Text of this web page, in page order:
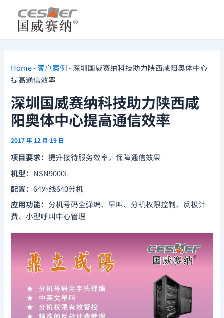
Home-客户案例-深圳国威赛纳科技助力陕西咸阳奥体中心
提高通信效率
深圳国威赛纳科技助力陕西咸
阳奥体中心提高通信效率
2017 年 12 月 19 日
项目要求：提升接待服务效率，保障通信效果
机型： NSN9000L
配置：64外线640分机
应用功能： 分机号码全弹编、早叫、分机权限控制、反极计
费、小型呼叫中心管理
navigation